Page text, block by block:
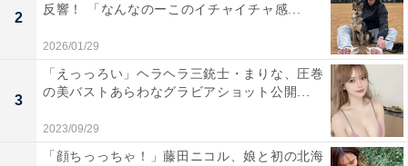
2
反響！ 「なんなのーこのイチャイチャ感...
2026/01/29
3
「えっっろい」ヘラヘラ三銃士・まりな、圧巻
の美バストあらわなグラビアショット公開...
2023/09/29
「顔ちっっちゃ！」藤田ニコル、娘と初の北海